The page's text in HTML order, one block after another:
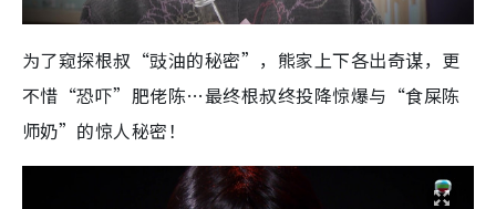
为了窥探根叔“豉油的秘密”，熊家上下各出奇谋，更
不惜“恐吓”肥佬陈…最终根叔终投降惊爆与“食屎陈
师奶”的惊人秘密！